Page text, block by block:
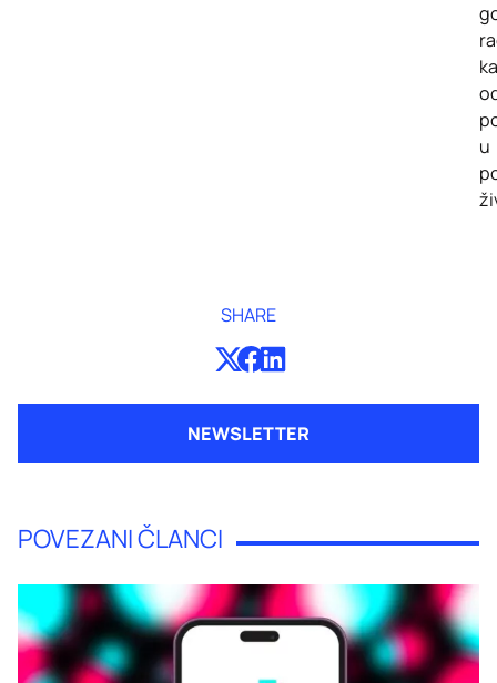
SHARE
NEWSLETTER
u
POVEZANI ČLANCI